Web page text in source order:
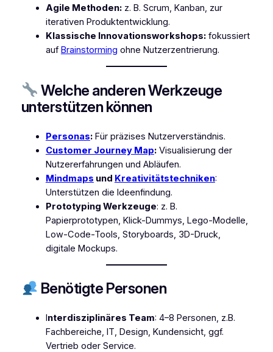
Agile Methoden:z. B. Scrum, Kanban, zur
iterativen Produktentwicklung.
Klassische Innovationsworkshops:fokussiert
auf Brainstorming ohne Nutzerzentrierung.
Welche anderen Werkzeuge
unterstützen können
Personas:Für präzises Nutzerverständnis.
Customer Journey Map:Visualisierung der
Nutzererfahrungen und Abläufen.
Mindmaps und Kreativitätstechniken:
Unterstützen die Ideenfindung.
Prototyping Werkzeuge: z. B.
Papierprototypen, Klick-Dummys, Lego-Modelle,
Low-Code-Tools, Storyboards, 3D-Druck,
digitale Mockups.
Benötigte Personen
Interdisziplinäres Team: 4–8 Personen, z.B.
Fachbereiche, IT, Design, Kundensicht, ggf.
Vertrieb oder Service.